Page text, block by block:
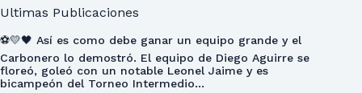
Ultimas Publicaciones
⚽💛🖤 Así es como debe ganar un equipo grande y el
Carbonero lo demostró. El equipo de Diego Aguirre se
floreó, goleó con un notable Leonel Jaime y es
bicampeón del Torneo Intermedio…